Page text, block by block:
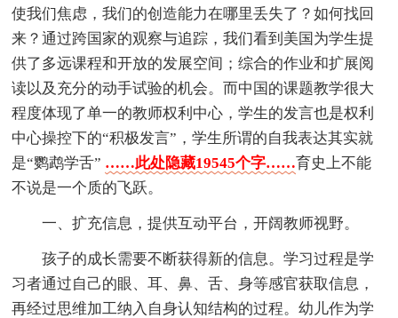
使我们焦虑，我们的创造能力在哪里丢失了？如何找回
来？通过跨国家的观察与追踪，我们看到美国为学生提
供了多远课程和开放的发展空间；综合的作业和扩展阅
读以及充分的动手试验的机会。而中国的课题教学很大
程度体现了单一的教师权利中心，学生的发言也是权利
中心操控下的“积极发言”，学生所谓的自我表达其实就
是“鹦鹉学舌” ……此处隐藏19545个字……育史上不能
不说是一个质的飞跃。
一、扩充信息，提供互动平台，开阔教师视野。
孩子的成长需要不断获得新的信息。学习过程是学
习者通过自己的眼、耳、鼻、舌、身等感官获取信息，
再经过思维加工纳入自身认知结构的过程。幼儿作为学